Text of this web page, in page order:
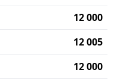
12 000
12 005
12 000